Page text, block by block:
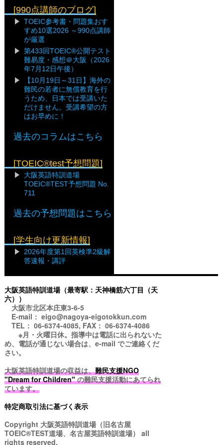
[990点講師のブログ]
TOEIC参考書・問題集おす
すめ10選2026 ～990点講師
が厳選
第433回TOEIC®公開テスト
難易度・感想＠大阪（2026
年7月12日午後）
【10月19日～31日】海外の
難民の若者に無償教育を行
うため、日本では受講いた
だけません。受講希望の方
はお早めに！
過去のコラムはこちら
[TOEIC®test予想問題]
大阪英語特訓道場
TOEIC®TEST予想問題 No.
711
過去の予想問題はこちら
[学生向け更新情報]
2026年度第1回英検準2級解
答速報・講評
大阪英語特訓道場（最寄駅：天神橋筋六丁目（天
六））
大阪市北区本庄東3-6-5
E-mail： eigo@nagoya-eigotokkun.com
TEL： 06-6374-4085, FAX： 06-6374-4086
※月・火曜日休。指導中は電話に出られないた
め、電話が通じない場合は、e-mail でご連絡くだ
さい。
大阪英語特訓道場の収益は、難民支援NGO
"Dream for Children"の難民支援活動にあてられ
ています。
特定商取引法に基づく表示
Copyright 大阪英語特訓道場（旧名古屋
TOEIC®TEST道場、名古屋英語特訓道場） all
rights reserved.